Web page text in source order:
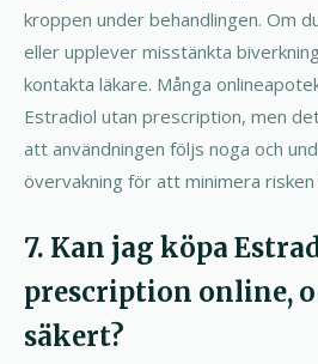
kroppen under behandlingen. Om
eller upplever misstänkta
kontakta läkare. Många
Estradiol utan prescription, men
att användningen följs noga och
övervakning för att minimera
7. Kan jag köpa
prescription online,
säkert?